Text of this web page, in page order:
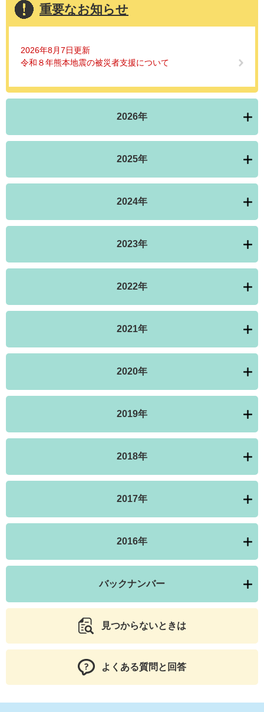
重要なお知らせ
2026年8月7日更新
令和８年熊本地震の被災者支援について
2026年
2025年
2024年
2023年
2022年
2021年
2020年
2019年
2018年
2017年
2016年
バックナンバー
見つからないときは
よくある質問と回答